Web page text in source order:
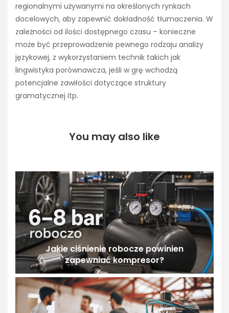
regionalnymi używanymi na określonych rynkach
docelowych, aby zapewnić dokładność tłumaczenia. W
zależności od ilości dostępnego czasu – konieczne
może być przeprowadzenie pewnego rodzaju analizy
językowej, z wykorzystaniem technik takich jak
lingwistyka porównawcza, jeśli w grę wchodzą
potencjalne zawiłości dotyczące struktury
gramatycznej itp.
You may also like
Jakie ciśnienie robocze powinien
zapewniać kompresor?